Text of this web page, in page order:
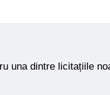
una dintre licitațiile